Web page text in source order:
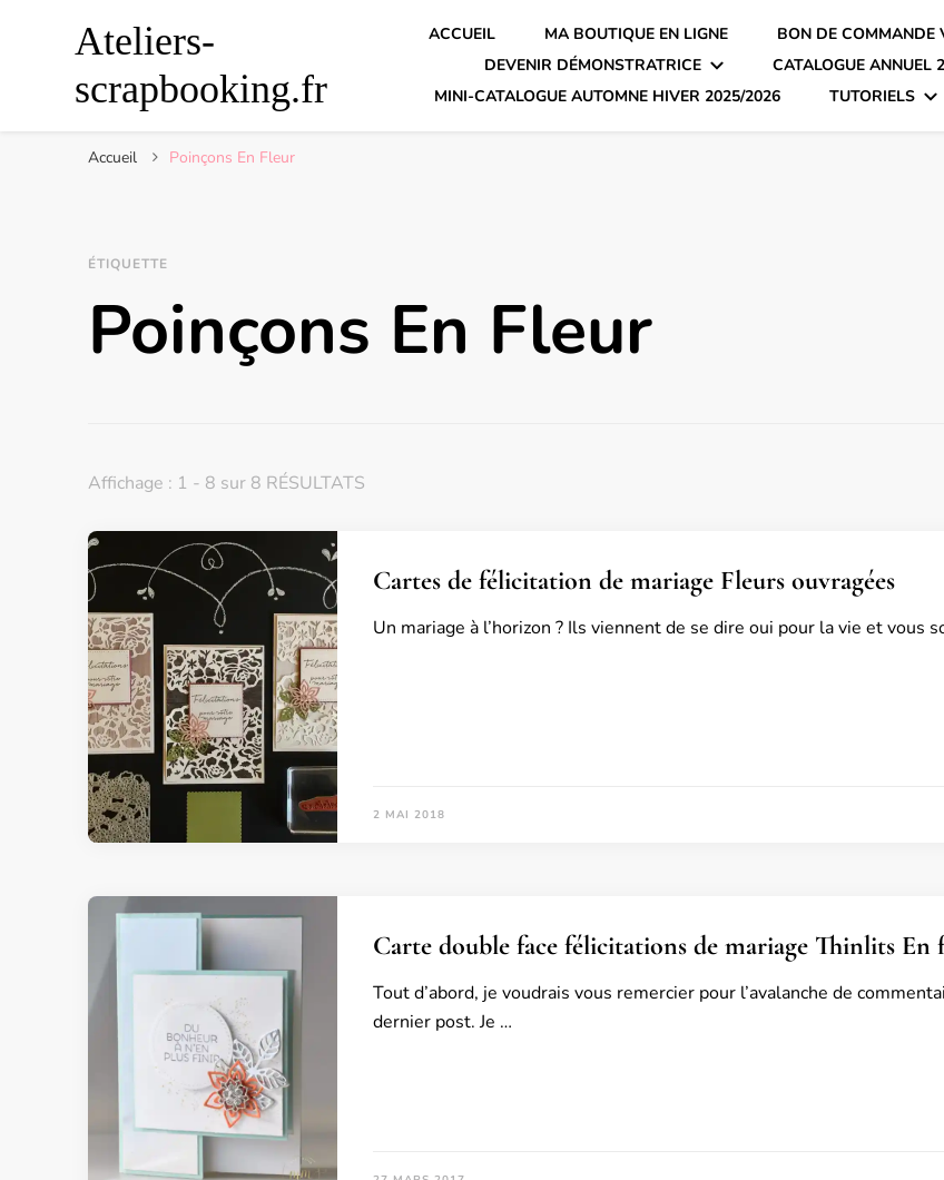
Ateliers-
scrapbooking.fr
ACCUEIL MA BOUTIQUE EN LIGNE
BON DE COMMANDE
DEVENIR DÉMONSTRATRICE
CATALOGUE ANNUEL
MINI-CATALOGUE AUTOMNE HIVER 2025/2026
TUTORIELS
Accueil Poinçons En Fleur
ÉTIQUETTE
Poinçons En Fleur
Affichage : 1 - 8 sur 8 RÉSULTATS
Cartes de félicitation de mariage Fleurs ouvragées
Un mariage à l’horizon ? Ils viennent de se dire oui pour la vie et vous
2 MAI 2018
Carte double face félicitations de mariage Thinlits En
Tout d’abord, je voudrais vous remercier pour l’avalanche de
dernier post. Je …